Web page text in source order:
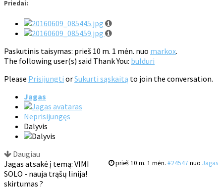
Priedai:
Paskutinis taisymas: prieš 10 m. 1 mėn. nuo markox.
The following user(s) said Thank You: bulduri
Please Prisijungti orSukurti sąskaitą to join the conversation.
Jagas
Neprisijungęs
Dalyvis
Daugiau
prieš 10 m. 1 mėn. #24547 nuo Jagas
Jagas atsakė į temą: VIMI
SOLO - nauja trąšų linija!
skirtumas ?